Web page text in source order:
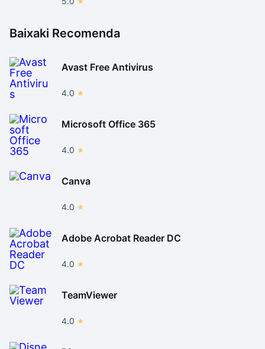
Minecraft. Portanto, jogadores que buscam uma
experiência mais direcionada ou cinematográfica não
ficarão satisfeitos com o game da Mojang.
Baixaki Recomenda
Avast Free Antivirus
4.0
Microsoft Office 365
4.0
Canva
4.0
Adobe Acrobat Reader DC
4.0
TeamViewer
4.0